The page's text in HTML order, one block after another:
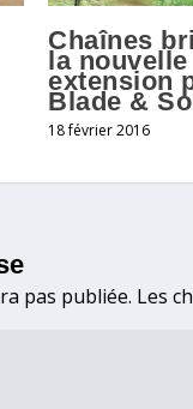
Chaînes
la nouvelle
extension
Blade &
18 février 2016
pas publiée. Les